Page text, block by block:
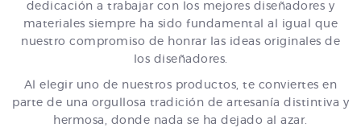
dedicación a trabajar con los mejores diseñadores y
materiales siempre ha sido fundamental al igual que
nuestro compromiso de honrar las ideas originales de
los diseñadores.
Al elegir uno de nuestros productos, te conviertes en
parte de una orgullosa tradición de artesanía distintiva y
hermosa, donde nada se ha dejado al azar.